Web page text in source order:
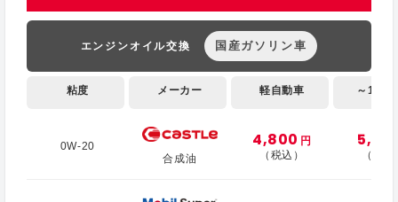
エンジンオイル交換 国産ガソリン車
粘度 メーカー 軽自動車 ～
0W-20
合成油
4,800 円
（税込）
5,100
（税